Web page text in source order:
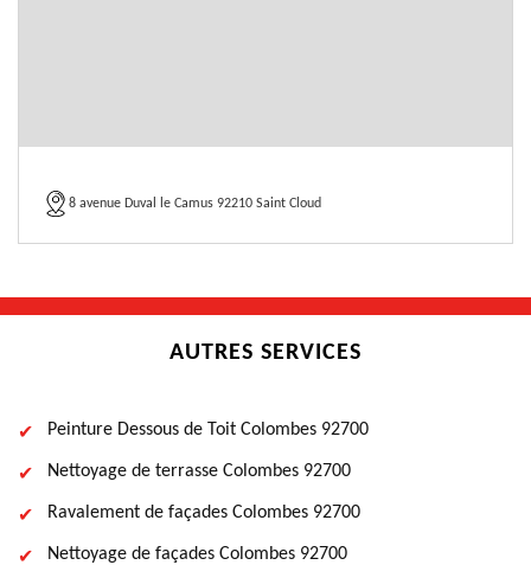
8 avenue Duval le Camus 92210 Saint Cloud
AUTRES SERVICES
Peinture Dessous de Toit Colombes 92700
Nettoyage de terrasse Colombes 92700
Ravalement de façades Colombes 92700
Nettoyage de façades Colombes 92700